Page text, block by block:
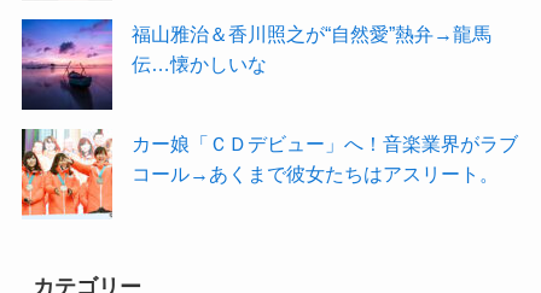
福山雅治＆香川照之が“自然愛”熱弁→龍馬
伝…懐かしいな
カー娘「ＣＤデビュー」へ！音楽業界がラブ
コール→あくまで彼女たちはアスリート。
カテゴリー